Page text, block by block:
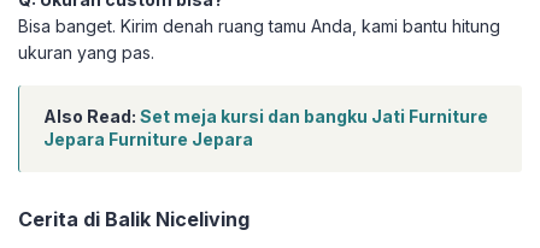
Bisa banget. Kirim denah ruang tamu Anda, kami bantu hitung
ukuran yang pas.
Also Read: Set meja kursi dan bangku Jati Furniture
Jepara Furniture Jepara
Cerita di Balik Niceliving